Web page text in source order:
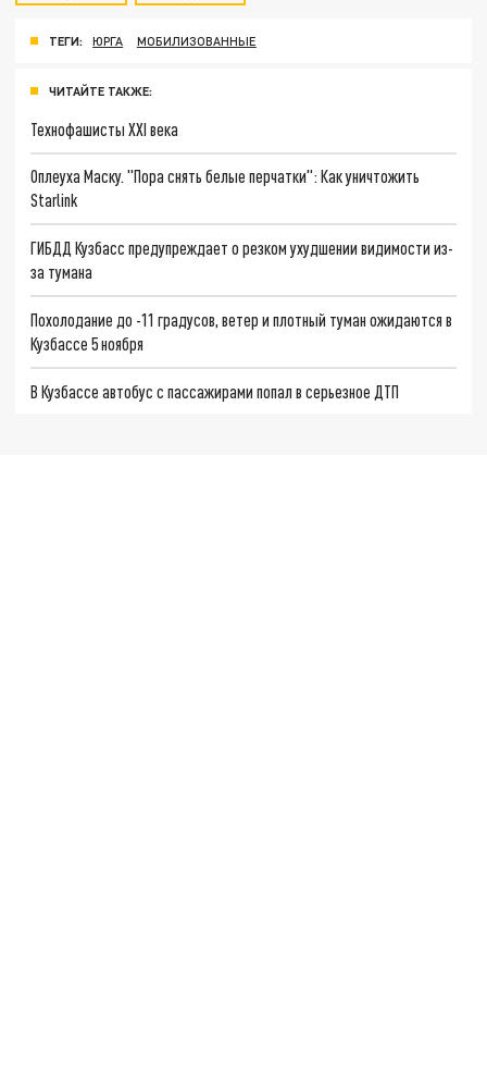
ТЕГИ: ЮРГА МОБИЛИЗОВАННЫЕ
ЧИТАЙТЕ ТАКЖЕ:
Технофашисты XXI века
Оплеуха Маску. "Пора снять белые перчатки": Как уничтожить
Starlink
ГИБДД Кузбасс предупреждает о резком ухудшении видимости из-
за тумана
Похолодание до -11 градусов, ветер и плотный туман ожидаются в
Кузбассе 5 ноября
В Кузбассе автобус с пассажирами попал в серьезное ДТП